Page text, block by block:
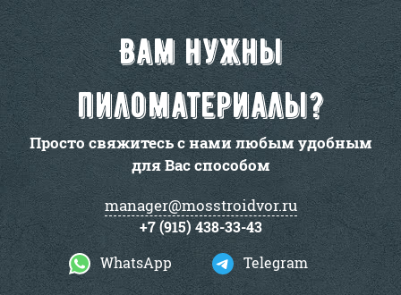
Вам нужны
пиломатериалы?
Просто свяжитесь с нами любым удобным
для Вас способом
manager@mosstroidvor.ru
+7 (915) 438-33-43
WhatsApp
Telegram